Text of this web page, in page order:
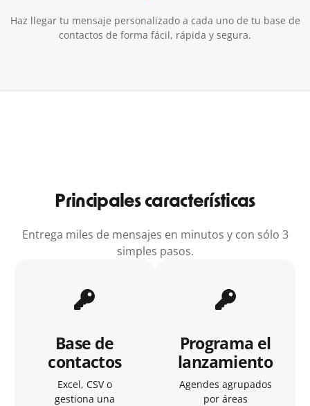
Haz llegar tu mensaje personalizado a cada uno de tu base de
contactos de forma fácil, rápida y segura.
Principales características
Entrega miles de mensajes en minutos y con sólo 3
simples pasos.
Base de
contactos
Excel, CSV o
gestiona una
Programa el
lanzamiento
Agendes agrupados
por áreas